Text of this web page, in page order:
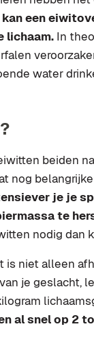
een
lichaam. In
water
beiden
nog
je je
te
nodig dan
is niet alleen
je geslacht,
al snel op 2